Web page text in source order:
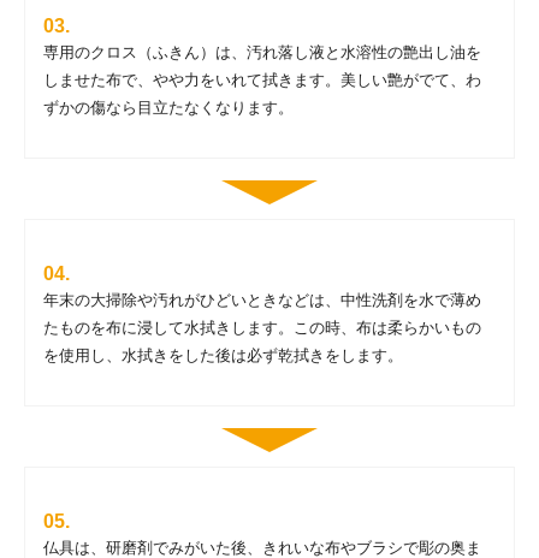
専用のクロス（ふきん）は、汚れ落し液と水溶性の艶出し油を
しませた布で、やや力をいれて拭きます。美しい艶がでて、わ
ずかの傷なら目立たなくなります。
年末の大掃除や汚れがひどいときなどは、中性洗剤を水で薄め
たものを布に浸して水拭きします。この時、布は柔らかいもの
を使用し、水拭きをした後は必ず乾拭きをします。
仏具は、研磨剤でみがいた後、きれいな布やブラシで彫の奥ま